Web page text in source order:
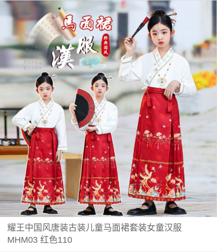
耀王中国风唐装古装儿童马面裙套装女童汉服
MHM03 红色110